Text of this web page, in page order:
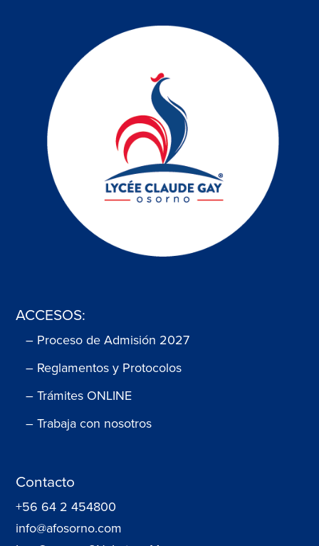
ACCESOS:
– Proceso de Admisión 2027
– Reglamentos y Protocolos
– Trámites ONLINE
– Trabaja con nosotros
Contacto
+56 64 2 454800
info@afosorno.com